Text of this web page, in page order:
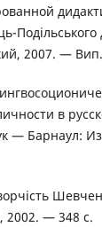
2007. —
в
— Барнаул:
2002. — 348 с.